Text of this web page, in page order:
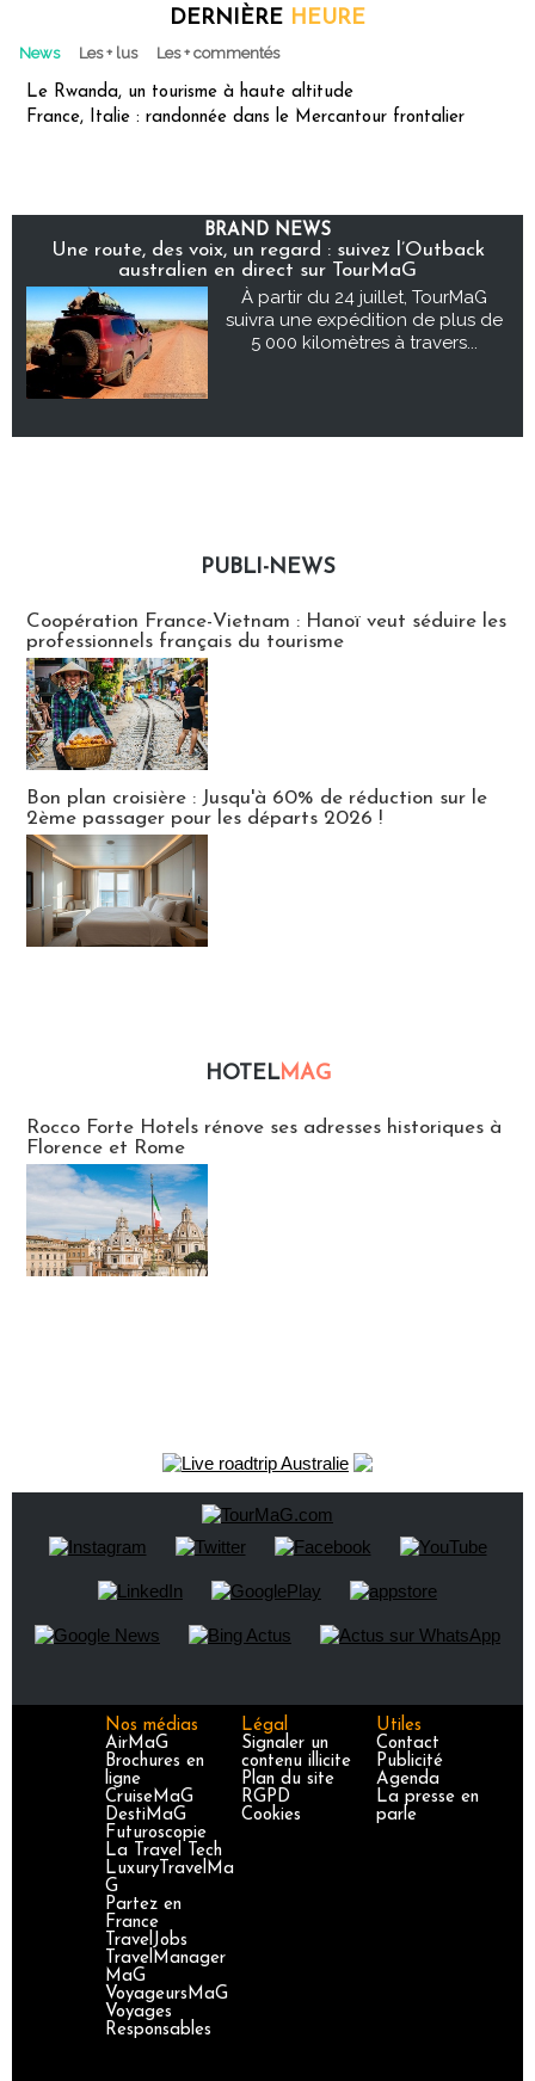
DERNIÈRE HEURE
News Les + lus Les + commentés
Le Rwanda, un tourisme à haute altitude
France, Italie : randonnée dans le Mercantour frontalier
BRAND NEWS
Une route, des voix, un regard : suivez l’Outback
australien en direct sur TourMaG
À partir du 24 juillet, TourMaG
suivra une expédition de plus de
5 000 kilomètres à travers...
PUBLI-NEWS
Coopération France-Vietnam : Hanoï veut séduire les
professionnels français du tourisme
Bon plan croisière : Jusqu'à 60% de réduction sur le
2ème passager pour les départs 2026 !
HOTELMAG
Rocco Forte Hotels rénove ses adresses historiques à
Florence et Rome
Nos médias
AirMaG
Brochures en
ligne
CruiseMaG
DestiMaG
Futuroscopie
La Travel Tech
LuxuryTravelMa
G
Partez en
France
TravelJobs
TravelManager
MaG
VoyageursMaG
Voyages
Responsables
Légal
Signaler un
contenu illicite
Plan du site
RGPD
Cookies
Utiles
Contact
Publicité
Agenda
La presse en
parle